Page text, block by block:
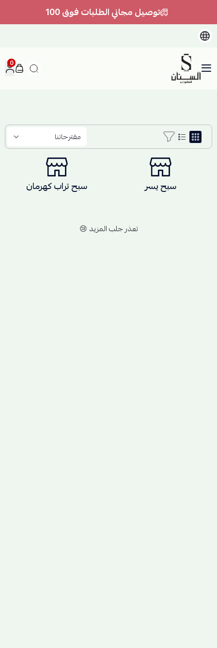
توصيل مجاني الطلبات فوق 100
السنان للعطور والعسل الطبيعي
0
سبح يسر سبح تراب كهرمان
تعذر جلب المزيد 😢